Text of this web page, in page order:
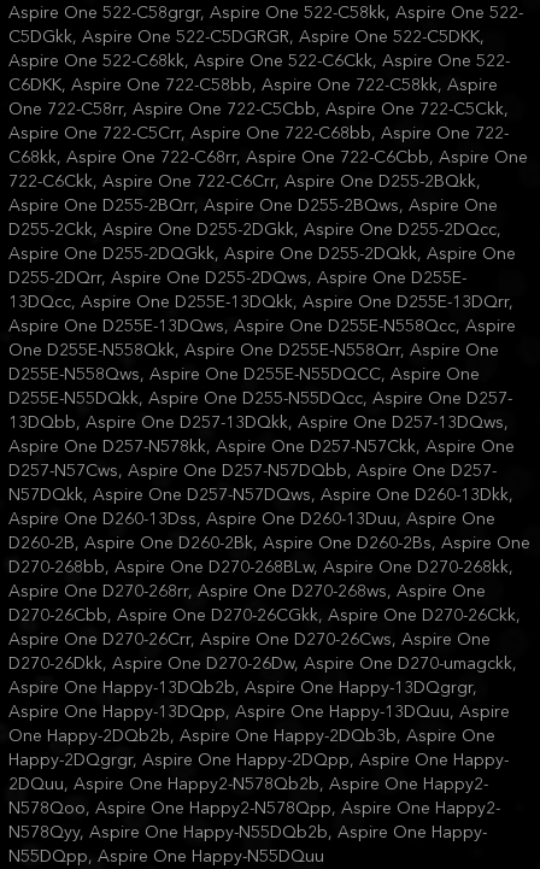
Aspire One 522-C58grgr, Aspire One 522-C58kk, Aspire One 522-
C5DGkk, Aspire One 522-C5DGRGR, Aspire One 522-C5DKK,
Aspire One 522-C68kk, Aspire One 522-C6Ckk, Aspire One 522-
C6DKK, Aspire One 722-C58bb, Aspire One 722-C58kk, Aspire
One 722-C58rr, Aspire One 722-C5Cbb, Aspire One 722-C5Ckk,
Aspire One 722-C5Crr, Aspire One 722-C68bb, Aspire One 722-
C68kk, Aspire One 722-C68rr, Aspire One 722-C6Cbb, Aspire One
722-C6Ckk, Aspire One 722-C6Crr, Aspire One D255-2BQkk,
Aspire One D255-2BQrr, Aspire One D255-2BQws, Aspire One
D255-2Ckk, Aspire One D255-2DGkk, Aspire One D255-2DQcc,
Aspire One D255-2DQGkk, Aspire One D255-2DQkk, Aspire One
D255-2DQrr, Aspire One D255-2DQws, Aspire One D255E-
13DQcc, Aspire One D255E-13DQkk, Aspire One D255E-13DQrr,
Aspire One D255E-13DQws, Aspire One D255E-N558Qcc, Aspire
One D255E-N558Qkk, Aspire One D255E-N558Qrr, Aspire One
D255E-N558Qws, Aspire One D255E-N55DQCC, Aspire One
D255E-N55DQkk, Aspire One D255-N55DQcc, Aspire One D257-
13DQbb, Aspire One D257-13DQkk, Aspire One D257-13DQws,
Aspire One D257-N578kk, Aspire One D257-N57Ckk, Aspire One
D257-N57Cws, Aspire One D257-N57DQbb, Aspire One D257-
N57DQkk, Aspire One D257-N57DQws, Aspire One D260-13Dkk,
Aspire One D260-13Dss, Aspire One D260-13Duu, Aspire One
D260-2B, Aspire One D260-2Bk, Aspire One D260-2Bs, Aspire One
D270-268bb, Aspire One D270-268BLw, Aspire One D270-268kk,
Aspire One D270-268rr, Aspire One D270-268ws, Aspire One
D270-26Cbb, Aspire One D270-26CGkk, Aspire One D270-26Ckk,
Aspire One D270-26Crr, Aspire One D270-26Cws, Aspire One
D270-26Dkk, Aspire One D270-26Dw, Aspire One D270-umagckk,
Aspire One Happy-13DQb2b, Aspire One Happy-13DQgrgr,
Aspire One Happy-13DQpp, Aspire One Happy-13DQuu, Aspire
One Happy-2DQb2b, Aspire One Happy-2DQb3b, Aspire One
Happy-2DQgrgr, Aspire One Happy-2DQpp, Aspire One Happy-
2DQuu, Aspire One Happy2-N578Qb2b, Aspire One Happy2-
N578Qoo, Aspire One Happy2-N578Qpp, Aspire One Happy2-
N578Qyy, Aspire One Happy-N55DQb2b, Aspire One Happy-
N55DQpp, Aspire One Happy-N55DQuu